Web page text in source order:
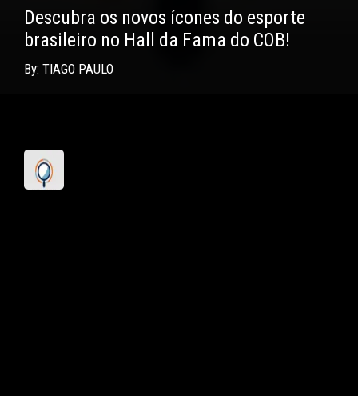
Descubra os novos ícones do esporte
brasileiro no Hall da Fama do COB!
By: TIAGO PAULO